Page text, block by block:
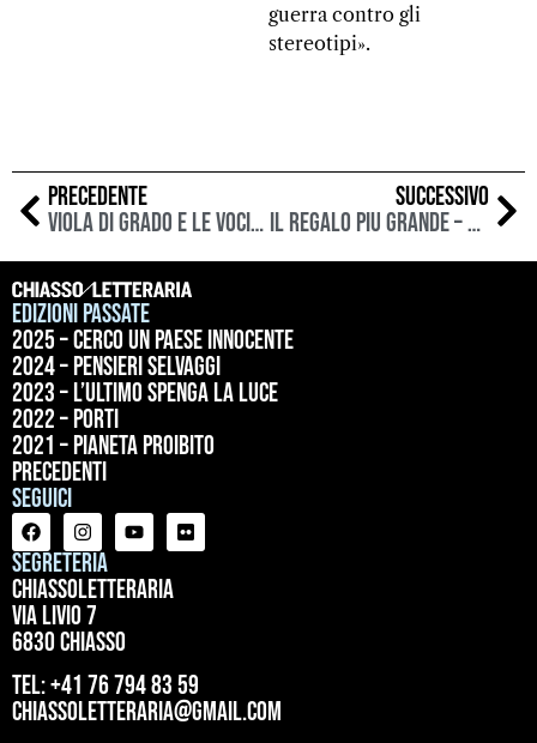
guerra contro gli
stereotipi».
PRECEDENTE
Viola Di Grado e le voci dei suoi romanzi
SUCCESSIVO
Il regalo più grande – Cristina Petit e la letteratura per l’infanzia
Edizioni passate
2025 – Cerco un paese innocente
2024 – Pensieri selvaggi
2023 – L’ultimo spenga la luce
2022 – Porti
2021 – Pianeta proibito
precedenti
Seguici
Segreteria
ChiassoLetteraria
Via Livio 7
6830 Chiasso
tel: +41 76 794 83 59
chiassoletteraria@gmail.com